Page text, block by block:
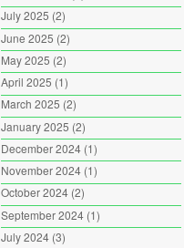
July 2025 (2)
June 2025 (2)
May 2025 (2)
April 2025 (1)
March 2025 (2)
January 2025 (2)
December 2024(1)
November 2024(1)
October 2024(2)
September 2024(1)
July 2024(3)